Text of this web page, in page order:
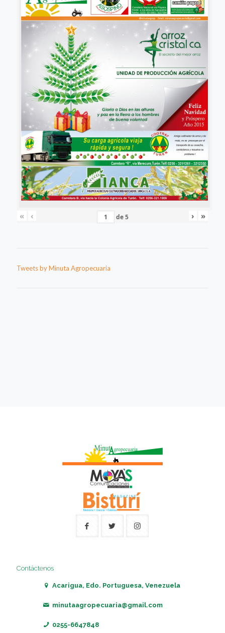
« ‹ de5 › »
Tweets by Minuta Agropecuaria
Contáctenos
Acarigua, Edo. Portuguesa, Venezuela
minutaagropecuaria@gmail.com
0255-6647848